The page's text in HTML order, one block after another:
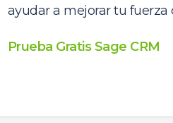
ayudar a mejorar tu fuerza
Prueba Gratis Sage CRM